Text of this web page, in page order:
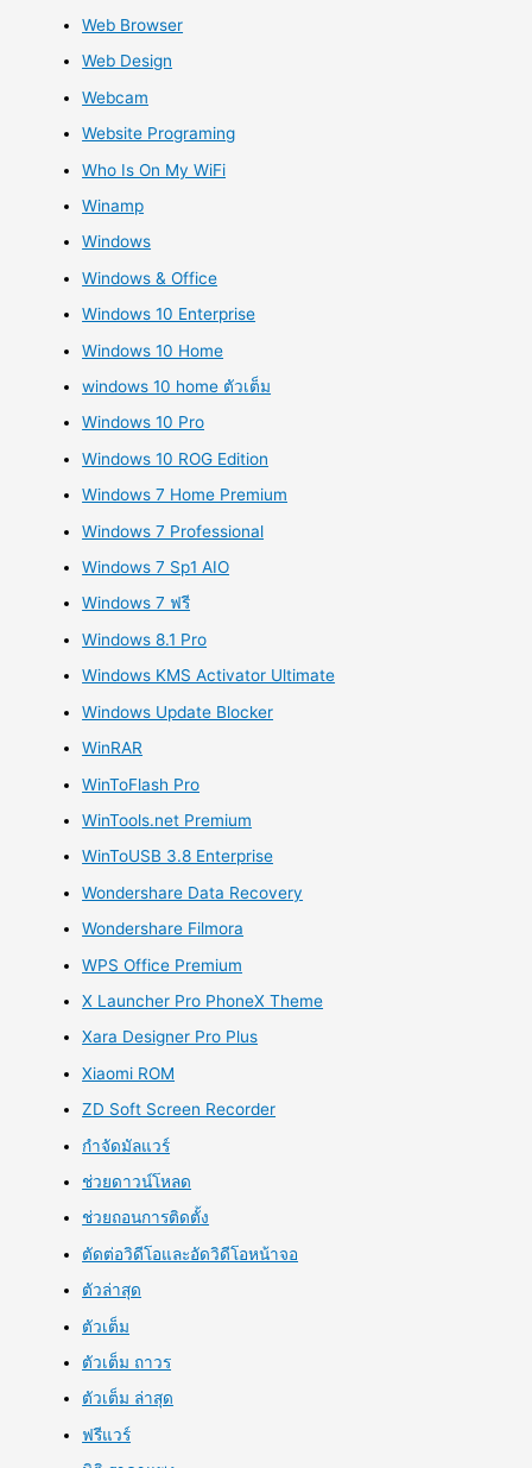
Web Browser
Web Design
Webcam
Website Programing
Who Is On My WiFi
Winamp
Windows
Windows & Office
Windows 10 Enterprise
Windows 10 Home
windows 10 home ตัวเต็ม
Windows 10 Pro
Windows 10 ROG Edition
Windows 7 Home Premium
Windows 7 Professional
Windows 7 Sp1 AIO
Windows 7 ฟรี
Windows 8.1 Pro
Windows KMS Activator Ultimate
Windows Update Blocker
WinRAR
WinToFlash Pro
WinTools.net Premium
WinToUSB 3.8 Enterprise
Wondershare Data Recovery
Wondershare Filmora
WPS Office Premium
X Launcher Pro PhoneX Theme
Xara Designer Pro Plus
Xiaomi ROM
ZD Soft Screen Recorder
กำจัดมัลแวร์
ช่วยดาวน์โหลด
ช่วยถอนการติดตั้ง
ตัดต่อวิดีโอและอัดวิดีโอหน้าจอ
ตัวล่าสุด
ตัวเต็ม
ตัวเต็ม ถาวร
ตัวเต็ม ล่าสุด
ฟรีแวร์